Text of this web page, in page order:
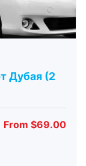
Дубая (2
From $69.00